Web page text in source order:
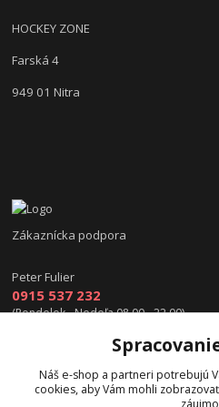
HOCKEY ZONE
Farská 4
949 01 Nitra
Zákaznícka podpora
Peter Fulier
0915 537 232
(Pondelok - Nedeľa 08.00 - 22.00)
info@hokejexpert.sk
Náš e-shop a partneri potrebujú
cookies, aby Vám mohli